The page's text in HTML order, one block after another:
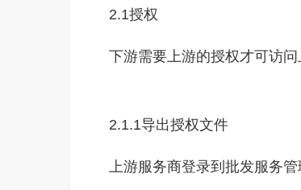
2.1授权
下游需要上游的授权才可访
2.1.1导出授权文件
上游服务商登录到批发服务